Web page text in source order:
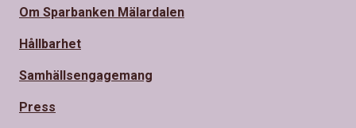
Om Sparbanken Mälardalen
Hållbarhet
Samhällsengagemang
Press